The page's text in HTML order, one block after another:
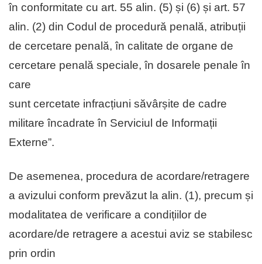
în conformitate cu art. 55 alin. (5) și (6) și art. 57
alin. (2) din Codul de procedură penală, atribuții
de cercetare penală, în calitate de organe de
cercetare penală speciale, în dosarele penale în
care
sunt cercetate infracțiuni săvârșite de cadre
militare încadrate în Serviciul de Informații
Externe”.
De asemenea, procedura de acordare/retragere
a avizului conform prevăzut la alin. (1), precum și
modalitatea de verificare a condițiilor de
acordare/de retragere a acestui aviz se stabilesc
prin ordin